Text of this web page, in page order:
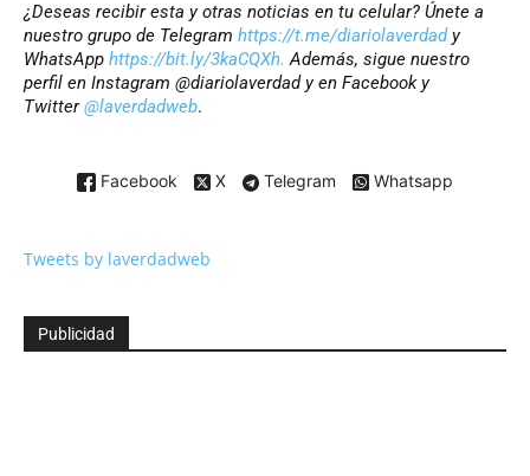
¿Deseas recibir esta y otras noticias en tu celular? Únete a
nuestro grupo de Telegram https://t.me/diariolaverdad y
WhatsApp https://bit.ly/3kaCQXh. Además, sigue nuestro
perfil en Instagram @diariolaverdad y en Facebook y
Twitter@laverdadweb.
Facebook X Telegram Whatsapp
Tweets by laverdadweb
Publicidad